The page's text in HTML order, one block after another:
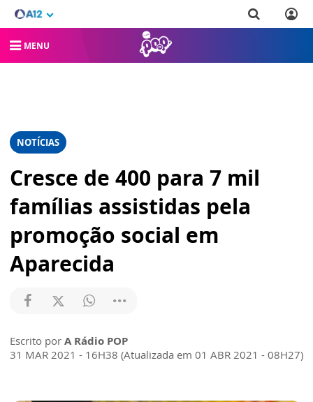
MENU
NOTÍCIAS
Cresce de 400 para 7 mil
famílias assistidas pela
promoção social em
Aparecida
Escrito por A Rádio POP
31 MAR 2021 - 16H38 (Atualizada em 01 ABR 2021 - 08H27)